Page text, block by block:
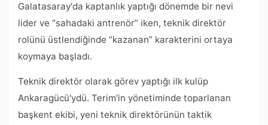
Galatasaray'da kaptanlık yaptığı dönemde bir nevi
lider ve “sahadaki antrenör” iken, teknik direktör
rolünü üstlendiğinde “kazanan” karakterini ortaya
koymaya başladı.
Teknik direktör olarak görev yaptığı ilk kulüp
Ankaragücü'ydü. Terim'in yönetiminde toparlanan
başkent ekibi, yeni teknik direktörünün taktik